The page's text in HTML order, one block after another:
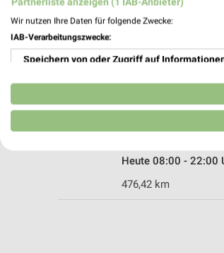
Am Wehrhahn 2a
40211 Duesseldorf
476,25 km
Subway Duesseldorf
Heute 08:00 - 22:00
476,42 km
Wir nutzen Ihre Daten für folgende Zwecke:
IAB-Verarbeitungszwecke:
Speichern von oder Zugriff auf
Verwendung reduzierter Daten zur Auswahl
Erstellung von Profilen für personalisierte